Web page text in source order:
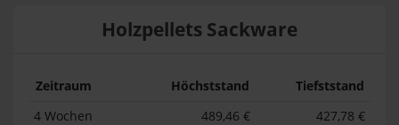
Holzpellets Sackware
Zeitraum Höchststand
Tiefststand
4 Wochen
489,46 € 427,78 €